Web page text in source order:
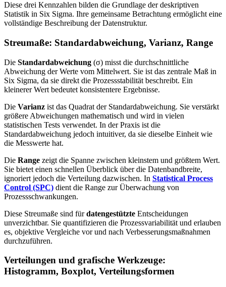
Diese drei Kennzahlen bilden die Grundlage der deskriptiven
Statistik in Six Sigma. Ihre gemeinsame Betrachtung ermöglicht eine
vollständige Beschreibung der Datenstruktur.
Streumaße: Standardabweichung, Varianz, Range
Die Standardabweichung (σ) misst die durchschnittliche
Abweichung der Werte vom Mittelwert. Sie ist das zentrale Maß in
Six Sigma, da sie direkt die Prozessstabilität beschreibt. Ein
kleinerer Wert bedeutet konsistentere Ergebnisse.
Die Varianz ist das Quadrat der Standardabweichung. Sie verstärkt
größere Abweichungen mathematisch und wird in vielen
statistischen Tests verwendet. In der Praxis ist die
Standardabweichung jedoch intuitiver, da sie dieselbe Einheit wie
die Messwerte hat.
Die Range zeigt die Spanne zwischen kleinstem und größtem Wert.
Sie bietet einen schnellen Überblick über die Datenbandbreite,
ignoriert jedoch die Verteilung dazwischen. In Statistical Process
Control (SPC) dient die Range zur Überwachung von
Prozessschwankungen.
Diese Streumaße sind fürdatengestützte Entscheidungen
unverzichtbar. Sie quantifizieren die Prozessvariabilität und erlauben
es, objektive Vergleiche vor und nach Verbesserungsmaßnahmen
durchzuführen.
Verteilungen und grafische Werkzeuge:
Histogramm, Boxplot, Verteilungsformen